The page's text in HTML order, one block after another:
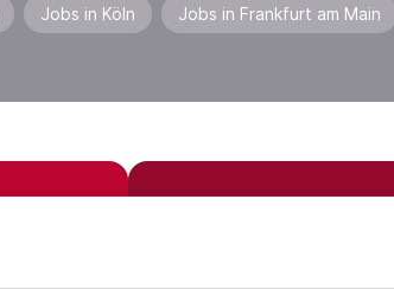
Jobs in Köln Jobs in Frankfurt am Main
Jobs in der Nähe